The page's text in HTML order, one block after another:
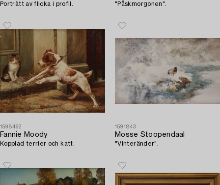
Porträtt av flicka i profil. "Påskmorgonen".
1598492
Fannie Moody
Kopplad terrier och katt.
1591843
Mosse Stoopendaal
"Vinteränder".